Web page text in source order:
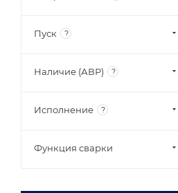
Пуск ?
Наличие (АВР) ?
Исполнение ?
Функция сварки